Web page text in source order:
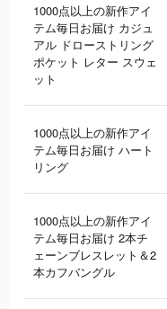
1000点以上の新作アイ
テム毎日お届け カジュ
アル ドローストリング
ポケット レター スウェ
ット
1000点以上の新作アイ
テム毎日お届け ハート
リング
1000点以上の新作アイ
テム毎日お届け 2本チ
ェーンブレスレット＆2
本カフバングル